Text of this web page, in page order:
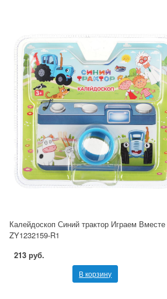
Калейдоскоп Синий трактор Играем Вместе
ZY1232159-R1
213 руб.
В корзину